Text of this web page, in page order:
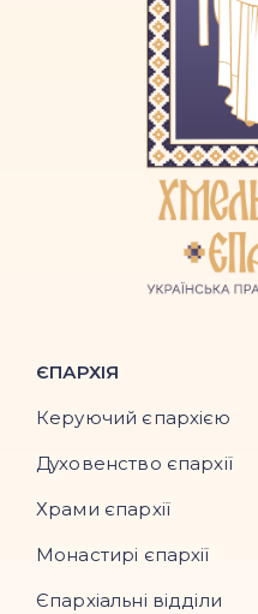
ЄПАРХІЯ
Керуючий єпархією
Духовенство єпархії
Храми єпархії
Монастирі єпархії
Єпархіальні відділи